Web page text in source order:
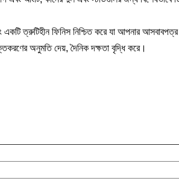
একটি ত্রুটিহীন ফিনিস নিশ্চিত করে যা আপনার
অনুমতি দেয়, দৈনিক দক্ষতা বৃদ্ধি করে।